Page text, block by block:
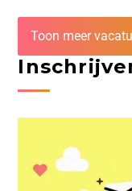
Toon meer